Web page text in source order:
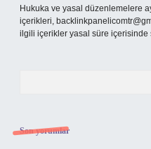
Hukuka ve yasal düzenlemelere
içerikleri,
ilgili içerikler yasal süre içerisinde
Son yorumlar